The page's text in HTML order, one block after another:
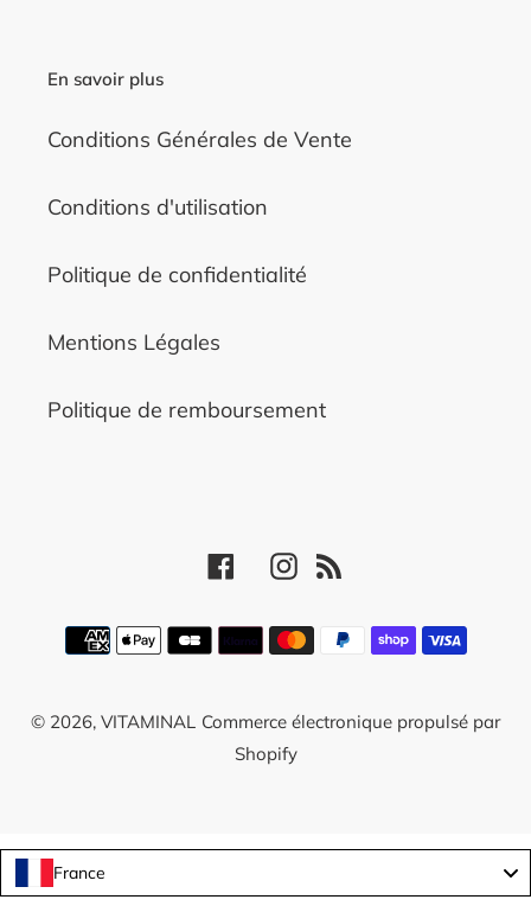
En savoir plus
Conditions Générales de Vente
Conditions d'utilisation
Politique de confidentialité
Mentions Légales
Politique de remboursement
FacebookInstagram
Moyens
de
© 2026, VITAMINAL Commerce électronique propulsé par
Shopify
France